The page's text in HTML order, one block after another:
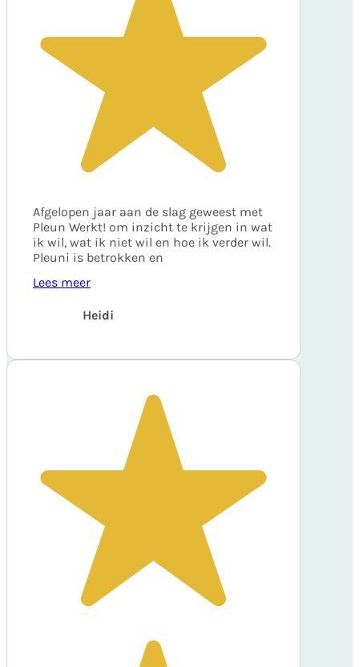
Afgelopen jaar aan de slag geweest met
Pleun Werkt! om inzicht te krijgen in wat
ik wil, wat ik niet wil en hoe ik verder wil.
Pleuni is betrokken en
Lees meer
Heidi